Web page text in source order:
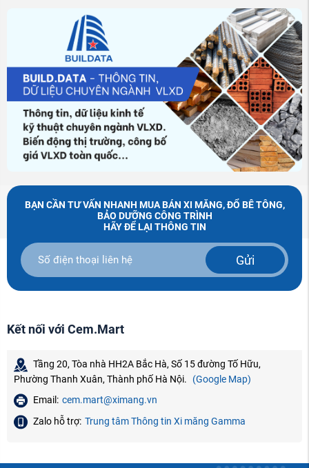
BẠN CẦN TƯ VẤN NHANH MUA BÁN XI MĂNG, ĐỔ BÊ TÔNG,
BẢO DƯỠNG CÔNG TRÌNH
HÃY ĐỂ LẠI THÔNG TIN
Gửi
Kết nối với Cem.Mart
Tầng 20, Tòa nhà HH2A Bắc Hà, Số 15 đường Tố Hữu,
Phường Thanh Xuân, Thành phố Hà Nội.
(Google Map)
Email: cem.mart@ximang.vn
Zalo hỗ trợ: Trung tâm Thông tin Xi măng Gamma